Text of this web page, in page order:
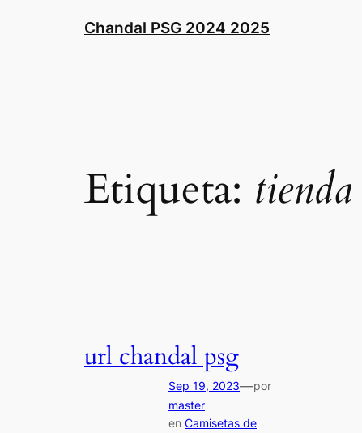
Chandal PSG 2024 2025
Etiqueta:
url chandal psg
Sep 19, 2023—por
master
en Camisetas de